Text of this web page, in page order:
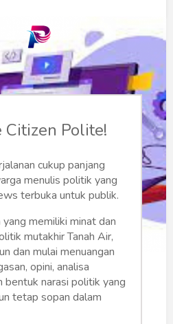
Profesional
Polite!
cukup panjang
menulis politik yang
terbuka untuk publik.
memiliki minat dan
mutakhir Tanah Air,
dan mulai menuangan
opini, analisa
bentuk narasi politik yang
tetap sopan dalam